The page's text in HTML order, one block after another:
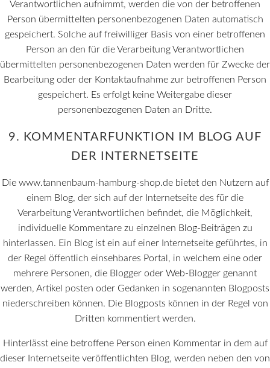
Verantwortlichen aufnimmt, werden die von der betroffenen
Person übermittelten personenbezogenen Daten automatisch
gespeichert. Solche auf freiwilliger Basis von einer betroffenen
Person an den für die Verarbeitung Verantwortlichen
übermittelten personenbezogenen Daten werden für Zwecke der
Bearbeitung oder der Kontaktaufnahme zur betroffenen Person
gespeichert. Es erfolgt keine Weitergabe dieser
personenbezogenen Daten an Dritte.
9. KOMMENTARFUNKTION IM BLOG AUF
DER INTERNETSEITE
Die www.tannenbaum-hamburg-shop.de bietet den Nutzern auf
einem Blog, der sich auf der Internetseite des für die
Verarbeitung Verantwortlichen befindet, die Möglichkeit,
individuelle Kommentare zu einzelnen Blog-Beiträgen zu
hinterlassen. Ein Blog ist ein auf einer Internetseite geführtes, in
der Regel öffentlich einsehbares Portal, in welchem eine oder
mehrere Personen, die Blogger oder Web-Blogger genannt
werden, Artikel posten oder Gedanken in sogenannten Blogposts
niederschreiben können. Die Blogposts können in der Regel von
Dritten kommentiert werden.
Hinterlässt eine betroffene Person einen Kommentar in dem auf
dieser Internetseite veröffentlichten Blog, werden neben den von